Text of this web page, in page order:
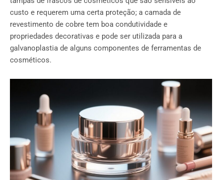
custo e requerem uma certa proteção; a camada de
revestimento de cobre tem boa condutividade e
propriedades decorativas e pode ser utilizada para a
galvanoplastia de alguns componentes de ferramentas de
cosméticos.